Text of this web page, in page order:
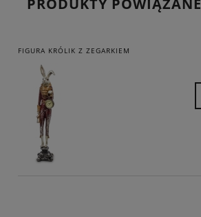
FIGURA KRÓLIK Z ZEGARKIEM